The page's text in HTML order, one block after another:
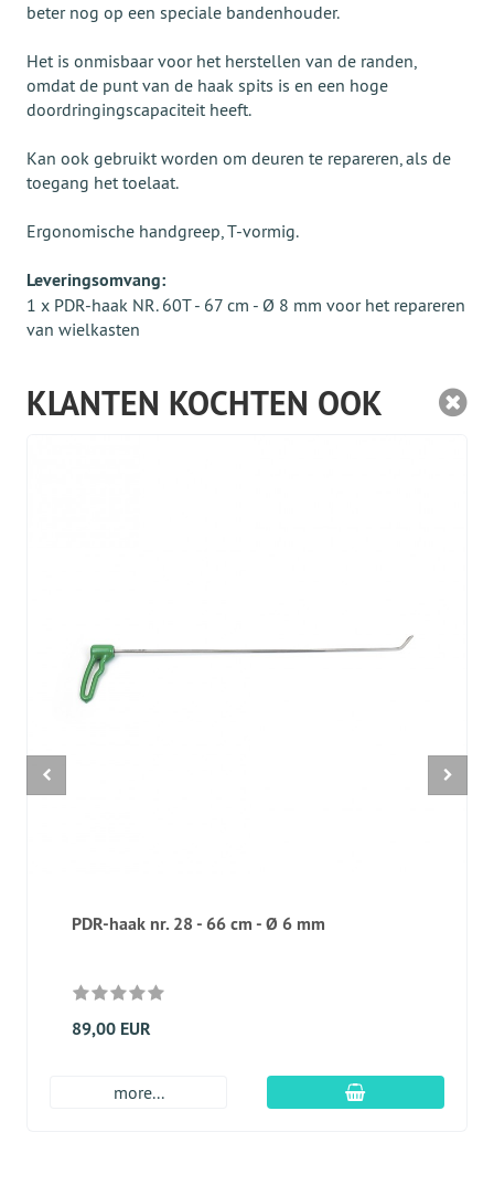
beter nog op een speciale bandenhouder.
Het is onmisbaar voor het herstellen van de randen,
omdat de punt van de haak spits is en een hoge
doordringingscapaciteit heeft.
Kan ook gebruikt worden om deuren te repareren, als de
toegang het toelaat.
Ergonomische handgreep, T-vormig.
Leveringsomvang:
1 x PDR-haak NR. 60T - 67 cm - Ø 8 mm voor het repareren
van wielkasten
KLANTEN KOCHTEN OOK
PDR-haak nr. 28 - 66 cm - Ø 6 mm
89,00 EUR
more... In winkelmandje